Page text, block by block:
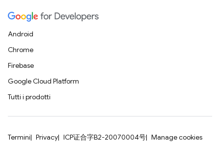
Android
Chrome
Firebase
Google Cloud Platform
Tutti i prodotti
Termini Privacy ICP证合字B2-20070004号 Manage cookies